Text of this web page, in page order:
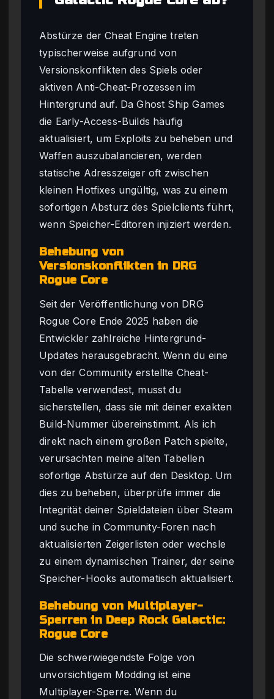
Abstürze der Cheat Engine treten
typischerweise aufgrund von
Versionskonflikten des Spiels oder
aktiven Anti-Cheat-Prozessen im
Hintergrund auf. Da Ghost Ship Games
die Early-Access-Builds häufig
aktualisiert, um Exploits zu beheben und
Waffen auszubalancieren, werden
statische Adresszeiger oft zwischen
kleinen Hotfixes ungültig, was zu einem
sofortigen Absturz des Spielclients führt,
wenn Speicher-Editoren injiziert werden.
Behebung von
Versionskonflikten in DRG
Rogue Core
Seit der Veröffentlichung von DRG
Rogue Core Ende 2025 haben die
Entwickler zahlreiche Hintergrund-
Updates herausgebracht. Wenn du eine
von der Community erstellte Cheat-
Tabelle verwendest, musst du
sicherstellen, dass sie mit deiner exakten
Build-Nummer übereinstimmt. Als ich
direkt nach einem großen Patch spielte,
verursachten meine alten Tabellen
sofortige Abstürze auf den Desktop. Um
dies zu beheben, überprüfe immer die
Integrität deiner Spieldateien über Steam
und suche in Community-Foren nach
aktualisierten Zeigerlisten oder wechsle
zu einem dynamischen Trainer, der seine
Speicher-Hooks automatisch aktualisiert.
Behebung von Multiplayer-
Sperren in Deep Rock Galactic:
Rogue Core
Die schwerwiegendste Folge von
unvorsichtigem Modding ist eine
Multiplayer-Sperre. Wenn du